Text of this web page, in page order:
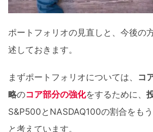
ポートフォリオの見直しと、今後の
述しておきます。
まずポートフォリオについては、 コ
略のコア部分の強化をするために、
S&P500とNASDAQ100の割合をも
と考えています。